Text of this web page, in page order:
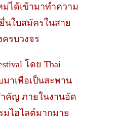
ได้เข้ามาทำความ
นใบสมัครในสาย
รบวงจร
โดย Thai
าเพื่อเป็นสะพาน
คัญ ภายในงานอัด
ไฮไลต์มากมาย